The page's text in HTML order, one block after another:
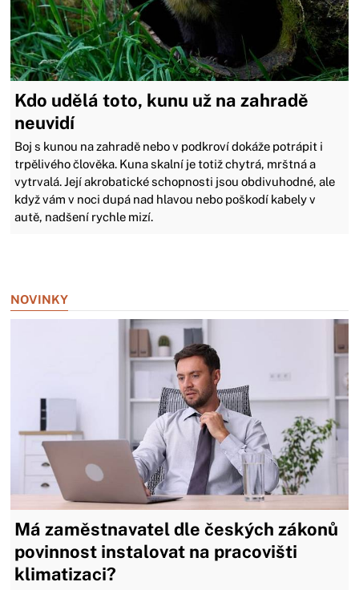
Kdo udělá toto, kunu už na zahradě
neuvidí
Boj s kunou na zahradě nebo v podkroví dokáže potrápit i
trpělivého člověka. Kuna skalní je totiž chytrá, mrštná a
vytrvalá. Její akrobatické schopnosti jsou obdivuhodné, ale
když vám v noci dupá nad hlavou nebo poškodí kabely v
autě, nadšení rychle mizí.
NOVINKY
Má zaměstnavatel dle českých zákonů
povinnost instalovat na pracovišti
klimatizaci?